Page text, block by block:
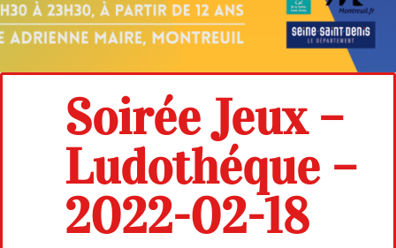
Soirée Jeux –
Ludothéque –
2022-02-18